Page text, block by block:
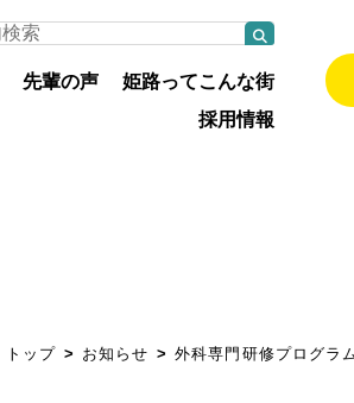
先輩の声
姫路ってこんな街
採用情報
トップ お知らせ 外科専門研修プログラ